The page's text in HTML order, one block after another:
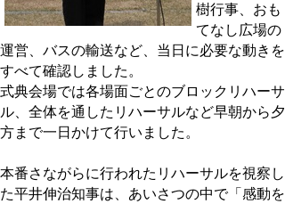
樹行事、おも
てなし広場の
運営、バスの輸送など、当日に必要な動きを
すべて確認しました。
式典会場では各場面ごとのブロックリハーサ
ル、全体を通したリハーサルなど早朝から夕
方まで一日かけて行いました。
本番さながらに行われたリハーサルを視察し
た平井伸治知事は、あいさつの中で「感動を